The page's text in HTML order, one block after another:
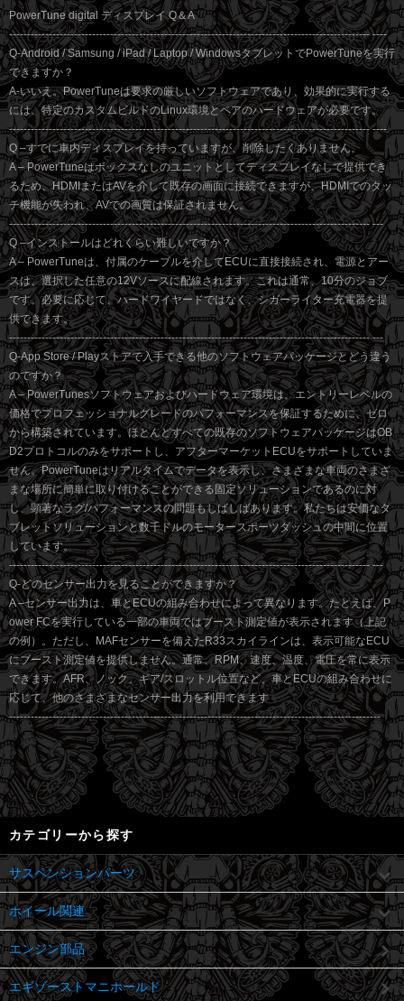
PowerTune digital ディスプレイ Q＆A
---------------------------------------------------------------------------------------------------- ----
Q-Android / Samsung / iPad / Laptop / WindowsタブレットでPowerTuneを実行
できますか？
A-いいえ。PowerTuneは要求の厳しいソフトウェアであり、効果的に実行する
には、特定のカスタムビルドのLinux環境とペアのハードウェアが必要です。
---------------------------------------------------------------------------------------------------- ----
Q –すでに車内ディスプレイを持っていますが、削除したくありません。
A – PowerTuneはボックスなしのユニットとしてディスプレイなしで提供でき
るため、HDMIまたはAVを介して既存の画面に接続できますが、HDMIでのタッ
チ機能が失われ、AVでの画質は保証されません。
---------------------------------------------------------------------------------------------------- ---
Q –インストールはどれくらい難しいですか？
A – PowerTuneは、付属のケーブルを介してECUに直接接続され、電源とアー
スは、選択した任意の12Vソースに配線されます。これは通常、10分のジョブ
です。必要に応じて、ハードワイヤードではなく、シガーライター充電器を提
供できます。
---------------------------------------------------------------------------------------------------- ---
Q-App Store / Playストアで入手できる他のソフトウェアパッケージとどう違う
のですか？
A – PowerTunesソフトウェアおよびハードウェア環境は、エントリーレベルの
価格でプロフェッショナルグレードのパフォーマンスを保証するために、ゼロ
から構築されています。ほとんどすべての既存のソフトウェアパッケージはOB
D2プロトコルのみをサポートし、アフターマーケットECUをサポートしていま
せん。PowerTuneはリアルタイムでデータを表示し、さまざまな車両のさまざ
まな場所に簡単に取り付けることができる固定ソリューションであるのに対
し、顕著なラグ/パフォーマンスの問題もしばしばあります。私たちは安価なタ
ブレットソリューションと数千ドルのモータースポーツダッシュの中間に位置
しています。
---------------------------------------------------------------------------------------------------- ---
Q-どのセンサー出力を見ることができますか？
A –センサー出力は、車とECUの組み合わせによって異なります。たとえば、P
ower FCを実行している一部の車両ではブースト測定値が表示されます（上記
の例）。ただし、MAFセンサーを備えたR33スカイラインは、表示可能なECU
にブースト測定値を提供しません。通常、RPM、速度、温度、電圧を常に表示
できます。AFR、ノック、ギア/スロットル位置など、車とECUの組み合わせに
応じて、他のさまざまなセンサー出力を利用できます
-------------------------------------------------------------------------------------------------------
カテゴリーから探す
サスペンションパーツ
ホイール関連
エンジン部品
エギゾーストマニホールド